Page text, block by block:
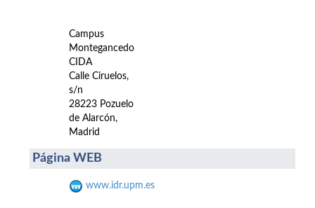
Campus
Montegancedo
CIDA
Calle Ciruelos,
s/n
28223 Pozuelo
de Alarcón,
Madrid
Página WEB
www.idr.upm.es